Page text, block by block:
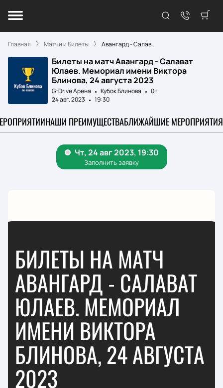
Главная Матчи и Билеты Авангард - Салав...
Билеты на матч Авангард - Салават
Юлаев. Мемориал имени Виктора
Блинова, 24 августа 2023
G-Drive Арена Кубок Блинова
0+
24 авг. 2023
19:30
НАШИ ПРЕИМУЩЕСТВАБЛИЖАЙШИЕ МЕРОПРИЯТИЯ
БИЛЕТЫ НА МАТЧ
АВАНГАРД - САЛАВАТ
ЮЛАЕВ. МЕМОРИАЛ
ИМЕНИ ВИКТОРА
БЛИНОВА, 24 АВГУСТА
2023